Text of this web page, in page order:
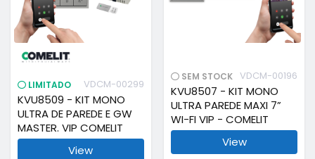
LIMITADO VDCM-00299
KVU8509 - KIT MONO
ULTRA DE PAREDE E GW
MASTER. VIP COMELIT
View
SEM STOCK VDCM-00196
KVU8507 - KIT MONO
ULTRA PAREDE MAXI 7”
WI-FI VIP - COMELIT
View